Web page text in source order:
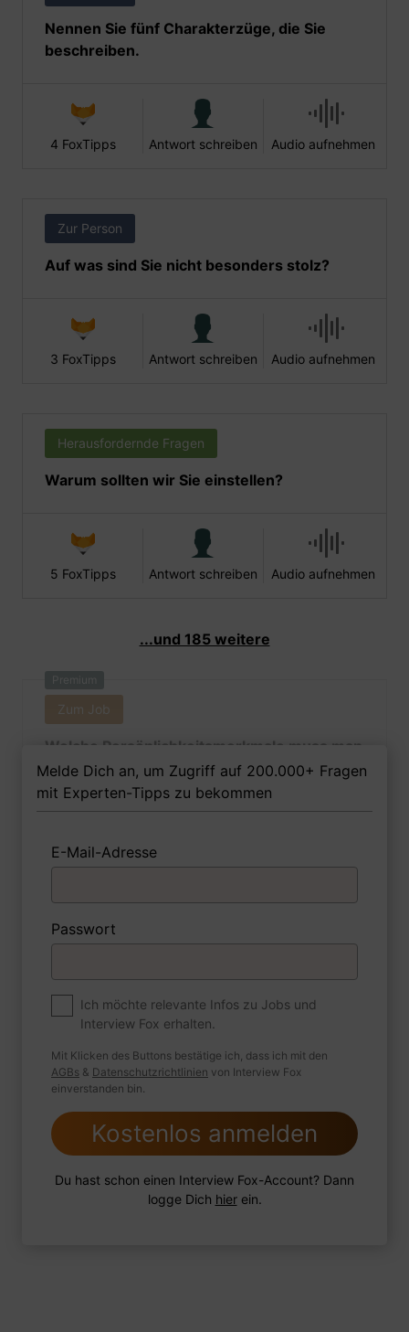
Nennen Sie fünf Charakterzüge, die Sie
beschreiben.
4 FoxTipps Antwort schreiben Audio aufnehmen
Zur Person
Auf was sind Sie nicht besonders stolz?
3 FoxTipps Antwort schreiben Audio aufnehmen
Herausfordernde Fragen
Warum sollten wir Sie einstellen?
5 FoxTipps Antwort schreiben Audio aufnehmen
...und 185 weitere
Premium
Zum Job
Welche Persönlichkeitsmerkmale muss man
als Berg- und Maschinenfrau Ihrer Meinung
nach besitzen, um in dem Job erfolgreich zu
sein?
1 FoxTipp Antwort schreiben Audio aufnehmen
Wie sind Sie mit einer Situation
umgegangen, in der Sie einen
leistungsschwachen Mitarbeiter hatten?
Melde Dich an, um Zugriff auf 200.000+ Fragen
mit Experten-Tipps zu bekommen
E-Mail-Adresse
Passwort
Ich möchte relevante Infos zu Jobs und
Interview Fox erhalten.
Mit Klicken des Buttons bestätige ich, dass ich mit den
AGBs & Datenschutzrichtlinien von Interview Fox
einverstanden bin.
Kostenlos anmelden
Du hast schon einen Interview Fox-Account? Dann
logge Dich hierein.